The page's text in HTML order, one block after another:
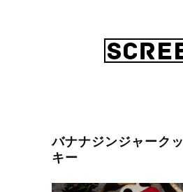
バナナジンジャークッ
キー